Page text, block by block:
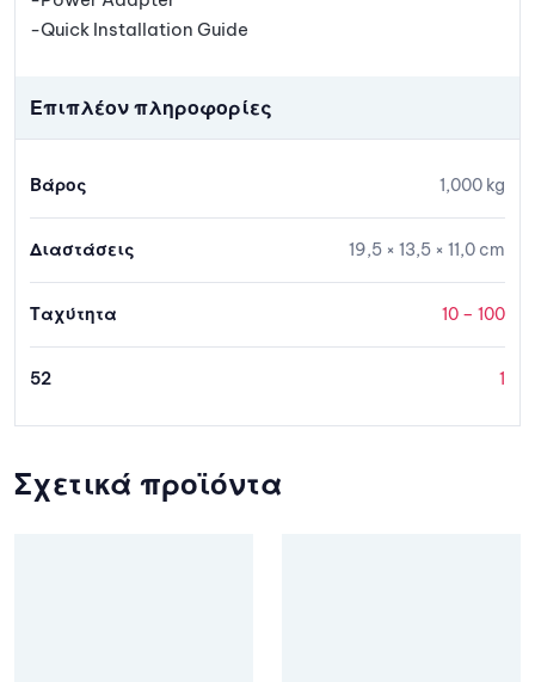
-Quick Installation Guide
Επιπλέον πληροφορίες
Βάρος 1,000 kg
Διαστάσεις 19,5 × 13,5 × 11,0 cm
Ταχύτητα 10 – 100
52 1
Σχετικά προϊόντα